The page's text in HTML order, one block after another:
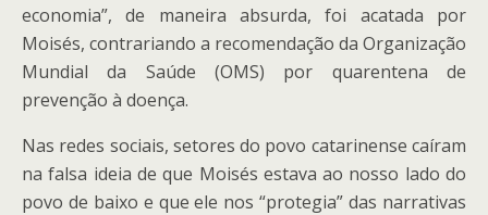
economia”, de maneira absurda, foi acatada por
Moisés, contrariando a recomendação da Organização
Mundial da Saúde (OMS) por quarentena de
prevenção à doença.
Nas redes sociais, setores do povo catarinense caíram
na falsa ideia de que Moisés estava ao nosso lado do
povo de baixo e que ele nos “protegia” das narrativas